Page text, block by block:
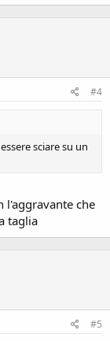
#4
sciare su un
l'aggravante che
taglia
#5